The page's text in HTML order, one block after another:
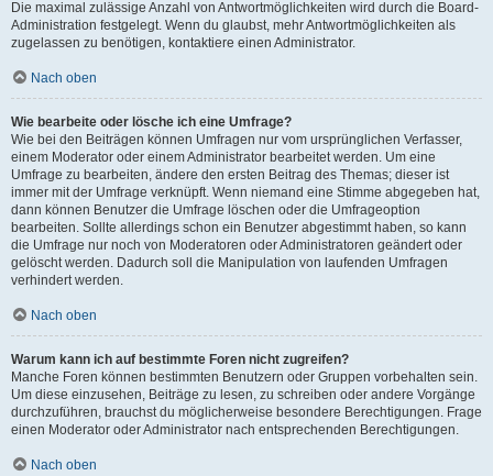
Die maximal zulässige Anzahl von Antwortmöglichkeiten wird durch die Board-
Administration festgelegt. Wenn du glaubst, mehr Antwortmöglichkeiten als
zugelassen zu benötigen, kontaktiere einen Administrator.
Nach oben
Wie bearbeite oder lösche ich eine Umfrage?
Wie bei den Beiträgen können Umfragen nur vom ursprünglichen Verfasser,
einem Moderator oder einem Administrator bearbeitet werden. Um eine
Umfrage zu bearbeiten, ändere den ersten Beitrag des Themas; dieser ist
immer mit der Umfrage verknüpft. Wenn niemand eine Stimme abgegeben hat,
dann können Benutzer die Umfrage löschen oder die Umfrageoption
bearbeiten. Sollte allerdings schon ein Benutzer abgestimmt haben, so kann
die Umfrage nur noch von Moderatoren oder Administratoren geändert oder
gelöscht werden. Dadurch soll die Manipulation von laufenden Umfragen
verhindert werden.
Nach oben
Warum kann ich auf bestimmte Foren nicht zugreifen?
Manche Foren können bestimmten Benutzern oder Gruppen vorbehalten sein.
Um diese einzusehen, Beiträge zu lesen, zu schreiben oder andere Vorgänge
durchzuführen, brauchst du möglicherweise besondere Berechtigungen. Frage
einen Moderator oder Administrator nach entsprechenden Berechtigungen.
Nach oben